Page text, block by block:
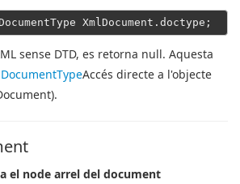
sense DTD, es retorna null. Aquesta
Accés directe a l'objecte
el node arrel del document